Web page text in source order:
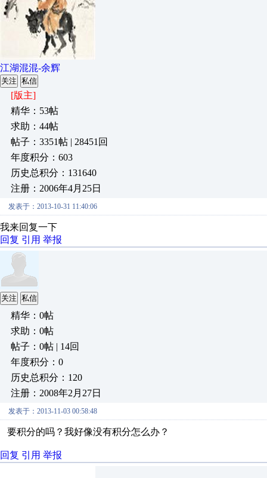
江湖混混-余辉
关注 私信
[版主]
精华：53帖
求助：44帖
帖子：3351帖 | 28451回
年度积分：603
历史总积分：131640
注册：2006年4月25日
发表于：2013-10-31 11:40:06
我来回复一下
回复 引用 举报
关注 私信
精华：0帖
求助：0帖
帖子：0帖 | 14回
年度积分：0
历史总积分：120
注册：2008年2月27日
发表于：2013-11-03 00:58:48
要积分的吗？我好像没有积分怎么办？
回复 引用 举报